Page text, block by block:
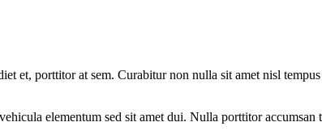
et, porttitor at sem. Curabitur non nulla sit amet nisl
elementum sed sit amet dui. Nulla porttitor